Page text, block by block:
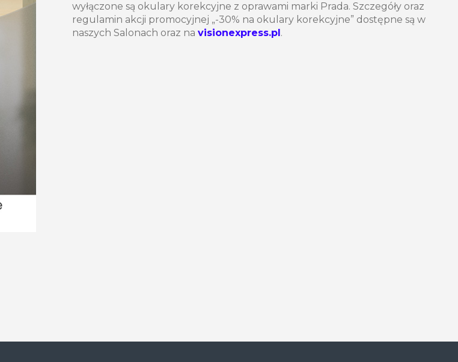
wyłączone są okulary korekcyjne z oprawami marki Prada. Szczegóły oraz
regulamin akcji promocyjnej „-30% na okulary korekcyjne” dostępne są w
naszych Salonach oraz na visionexpress.pl.